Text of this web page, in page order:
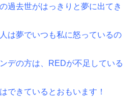
過去世がはっきりと夢に出てき
は夢でいつも私に怒っているの
の方は、REDが不足している
できているとおもいます！